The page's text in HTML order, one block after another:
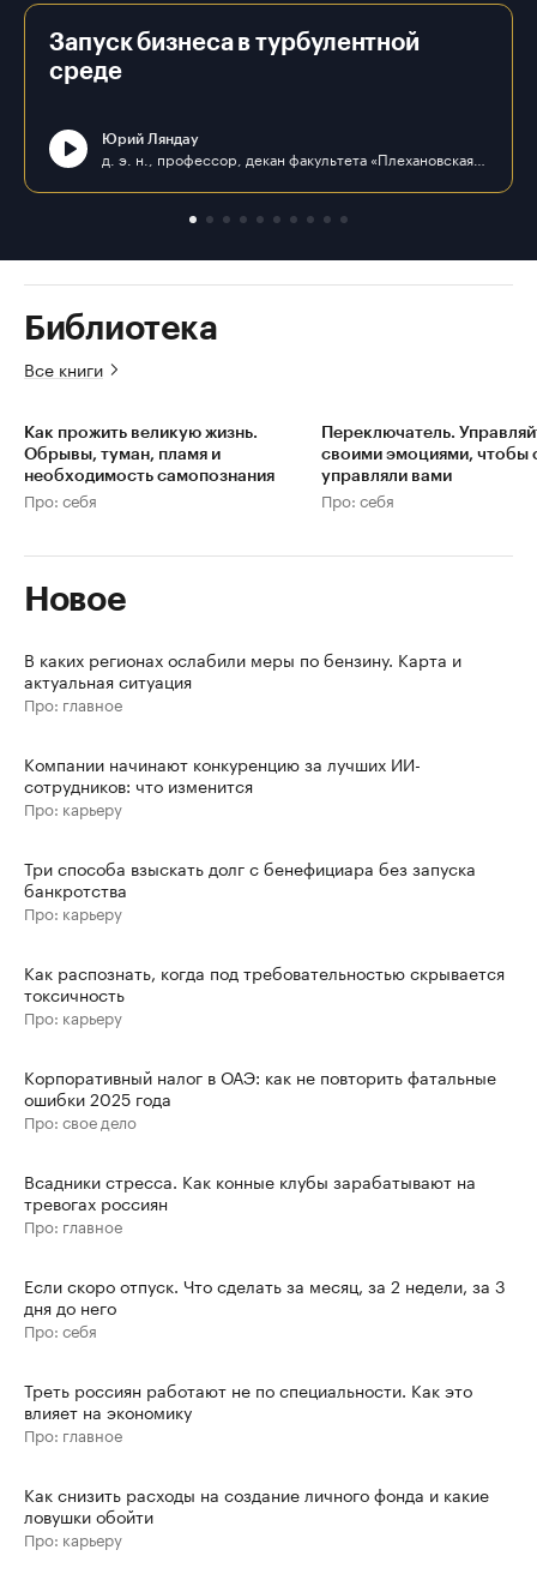
Запуск бизнеса в турбулентной
среде
Юрий Ляндау
Библиотека
Все книги
Как прожить великую жизнь.
Обрывы, туман, пламя и
необходимость самопознания
Про: себя
Переключатель.
своими эмоциями, чтобы
управляли вами
Про: себя
Новое
В каких регионах ослабили меры по бензину. Карта и
актуальная ситуация
Про: главное
Компании начинают конкуренцию за лучших ИИ-
сотрудников: что изменится
Про: карьеру
Три способа взыскать долг с бенефициара без запуска
банкротства
Про: карьеру
Как распознать, когда под требовательностью скрывается
токсичность
Про: карьеру
Корпоративный налог в ОАЭ: как не повторить фатальные
ошибки 2025 года
Про: свое дело
Всадники стресса. Как конные клубы зарабатывают на
тревогах россиян
Про: главное
Если скоро отпуск. Что сделать за месяц, за 2 недели, за 3
дня до него
Про: себя
Треть россиян работают не по специальности. Как это
влияет на экономику
Про: главное
Как снизить расходы на создание личного фонда и какие
ловушки обойти
Про: карьеру